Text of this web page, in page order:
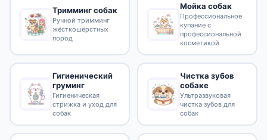
Тримминг собак
Ручной тримминг
жёсткошёрстных
пород
Мойка собак
Профессиональное
купание с
профессиональной
косметикой
Гигиенический
груминг
Гигиеническая
стрижка и уход для
собак
Чистка зубов
собаке
Ультразвуковая
чистка зубов для
собак